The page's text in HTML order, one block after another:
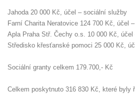
Jahoda 20 000 Kč, účel – sociální služby
Farní Charita Neratovice 124 700 Kč, účel
Apla Praha Stř. Čechy o.s. 10 000 Kč,
Středisko křesťanské pomoci 25 000 Kč,
Sociální granty celkem 179.700,- Kč
Celkem poskytnuto 316 830 Kč, které byly